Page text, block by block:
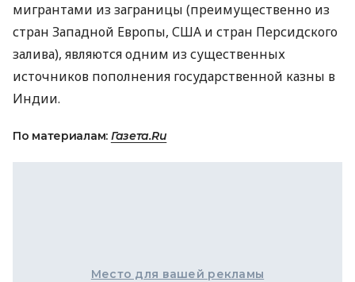
мигрантами из заграницы (преимущественно из
стран Западной Европы, США и стран Персидского
залива), являются одним из существенных
источников пополнения государственной казны в
Индии.
По материалам: Газета.Ru
Место для вашей рекламы